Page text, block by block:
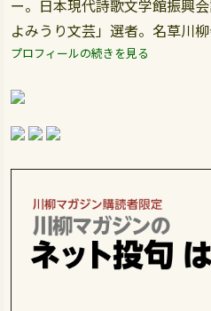
ー。日本現代詩歌文学館振興
よみうり文芸」選者。名草川
プロフィールの続きを見る